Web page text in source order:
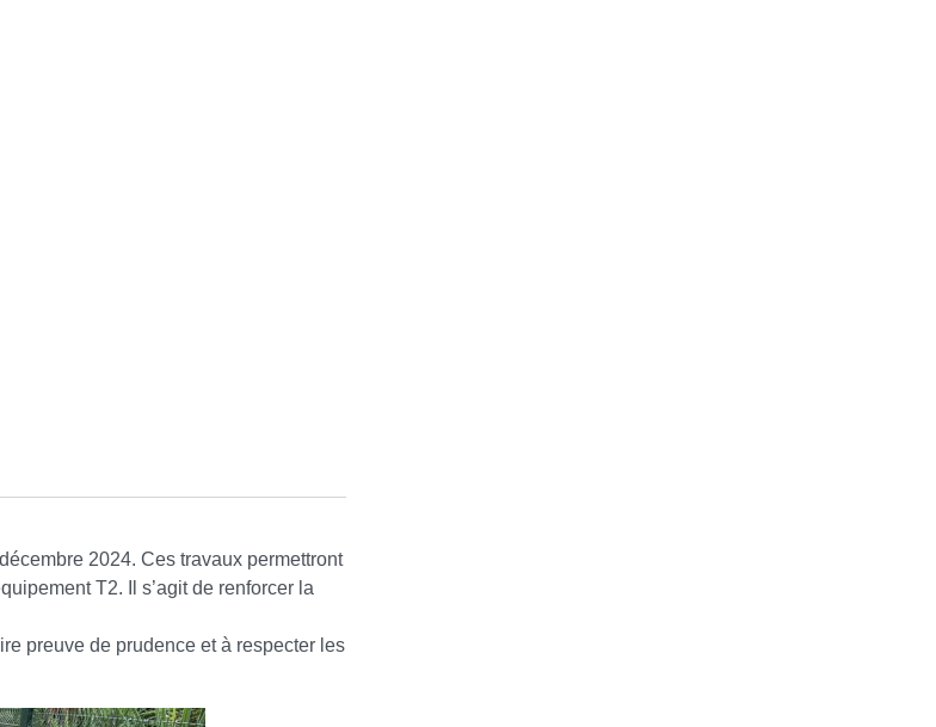
2024. Ces travaux permettront
T2. Il s’agit de renforcer la
preuve de prudence et à respecter les